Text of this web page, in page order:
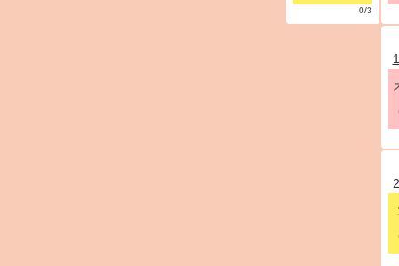
0/3